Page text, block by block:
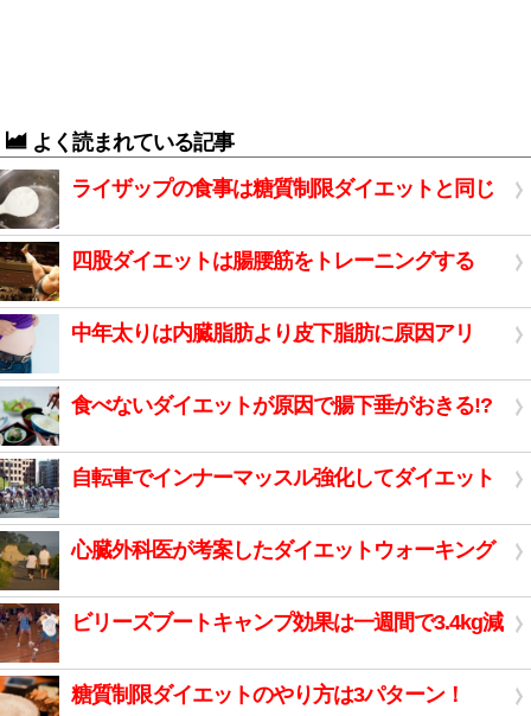
よく読まれている記事
ライザップの食事は糖質制限ダイエットと同じ
四股ダイエットは腸腰筋をトレーニングする
中年太りは内臓脂肪より皮下脂肪に原因アリ
食べないダイエットが原因で腸下垂がおきる!?
自転車でインナーマッスル強化してダイエット
心臓外科医が考案したダイエットウォーキング
ビリーズブートキャンプ効果は一週間で3.4kg減
糖質制限ダイエットのやり方は3パターン！